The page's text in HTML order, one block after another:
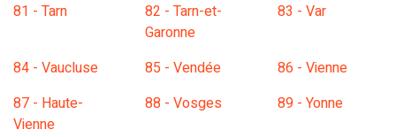
81 - Tarn
82 - Tarn-et-
Garonne
83 - Var
84 - Vaucluse 85 - Vendée
86 - Vienne
87 - Haute-
Vienne
88 - Vosges 89 - Yonne